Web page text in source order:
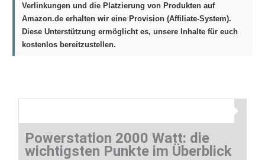
Verlinkungen und die Platzierung von Produkten auf
Amazon.de erhalten wir eine Provision (Affiliate-System).
Diese Unterstützung ermöglicht es, unsere Inhalte für euch
kostenlos bereitzustellen.
Powerstation 2000 Watt: die
wichtigsten Punkte im Überblick